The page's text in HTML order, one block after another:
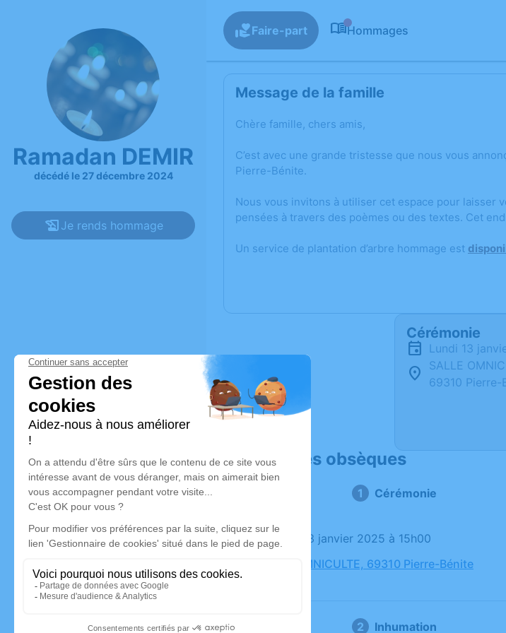
Ramadan DEMIR
décédé le 27 décembre 2024
Je rends hommage
Faire-part Hommages
Message de la famille
Chère famille, chers amis,
C’est avec une grande tristesse que nous vous
Pierre-Bénite.
Nous vous invitons à utiliser cet espace pour laisser
pensées à travers des poèmes ou des textes. Cet
Un service de plantation d’arbre hommage est
Cérémonie
lundi 13
SALLE
69310 Pierre-
Déroulé des obsèques
Cérémonie
Le lundi 13 janvier 2025 à 15h00
SALLE OMNICULTE, 69310 Pierre-Bénite
Inhumation